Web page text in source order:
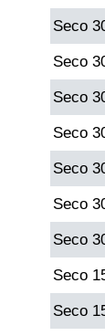
Seco
Seco
Seco
Seco
Seco
Seco
Seco
Seco
Seco